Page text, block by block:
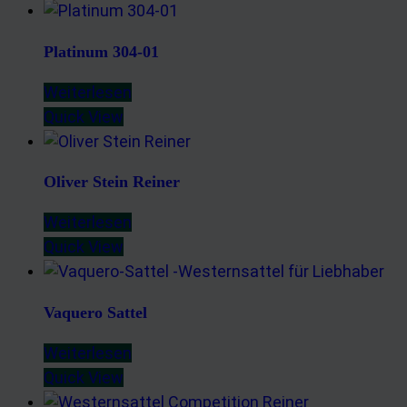
Platinum 304-01
Weiterlesen
Quick View
Oliver Stein Reiner
Weiterlesen
Quick View
Vaquero Sattel
Weiterlesen
Quick View